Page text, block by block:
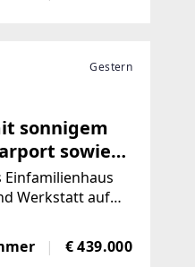
Gestern
sonnigem
sowie
Werkstatt auf
verbindet€ 439.000